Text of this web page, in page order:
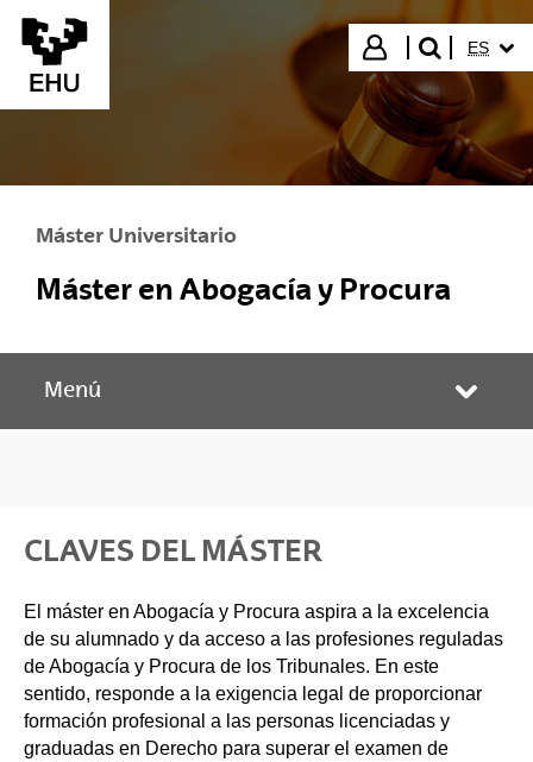
Saltar al contenido principal
Iniciar sesión
buscar"
ES
Máster Universitario
Máster en Abogacía y Procura
Menú
CLAVES DEL MÁSTER
El máster en Abogacía y Procura aspira a la excelencia
de su alumnado y da acceso a las profesiones reguladas
de Abogacía y Procura de los Tribunales. En este
sentido, responde a la exigencia legal de proporcionar
formación profesional a las personas licenciadas y
graduadas en Derecho para superar el examen de